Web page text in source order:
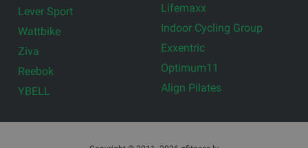
Lever Sport
Wattbike
Ziva
Reebok
YBELL
Lifemaxx
Indoor Cycling Group
Exxentric
Optimum11
Align Pilates